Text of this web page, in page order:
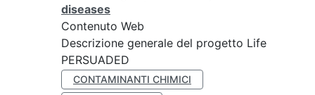
diseases
Contenuto Web
Descrizione generale del progetto Life
PERSUADED
CONTAMINANTI CHIMICI